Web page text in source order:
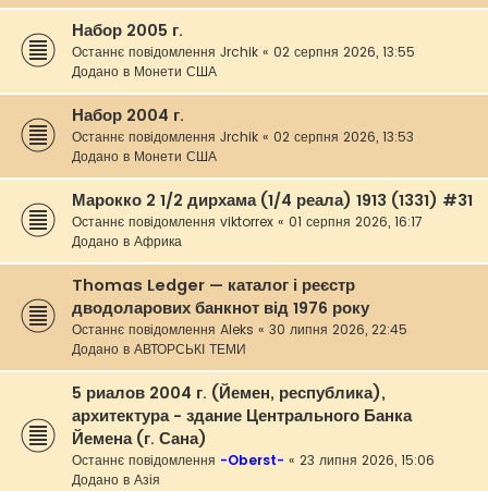
Набор 2005 г.
Останнє повідомлення Jrchik « 02 серпня 2026, 13:55
Додано в Монети США
Набор 2004 г.
Останнє повідомлення Jrchik « 02 серпня 2026, 13:53
Додано в Монети США
Марокко 2 1/2 дирхама (1/4 реала) 1913 (1331) #31
Останнє повідомлення viktorrex « 01 серпня 2026, 16:17
Додано в Африка
Thomas Ledger — каталог і реєстр
дводоларових банкнот від 1976 року
Останнє повідомлення Aleks « 30 липня 2026, 22:45
Додано в АВТОРСЬКІ ТЕМИ
5 риалов 2004 г. (Йемен, республика),
архитектура - здание Центрального Банка
Йемена (г. Сана)
Останнє повідомлення -Oberst- « 23 липня 2026, 15:06
Додано в Азія